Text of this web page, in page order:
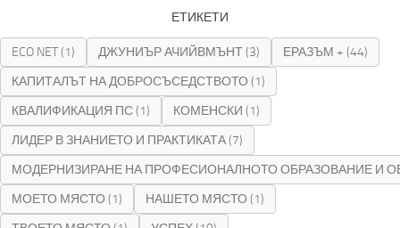
ЕТИКЕТИ
ECO NET(1) ДЖУНИЪР АЧИЙВМЪНТ(3) ЕРАЗЪМ + (44)
КАПИТАЛЪТ НА ДОБРОСЪСЕДСТВОТО (1)
КВАЛИФИКАЦИЯ ПС(1) КОМЕНСКИ (1)
ЛИДЕР В ЗНАНИЕТО И ПРАКТИКАТА(7)
МОДЕРНИЗИРАНЕ НА ПРОФЕСИОНАЛНОТО ОБРАЗОВАНИЕ И
МОЕТО МЯСТО (1) НАШЕТО МЯСТО (1)